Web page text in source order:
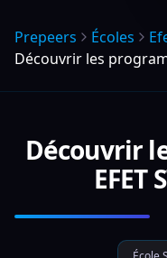
Prepeers Écoles
Découvrir les
Découvrir
EFET